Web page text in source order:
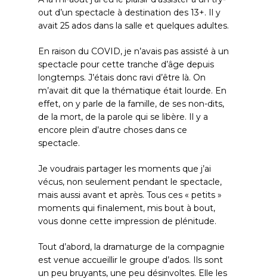
out d’un spectacle à destination des 13+. Il y
avait 25 ados dans la salle et quelques adultes.
En raison du COVID, je n’avais pas assisté à un
spectacle pour cette tranche d’âge depuis
longtemps. J’étais donc ravi d’être là. On
m’avait dit que la thématique était lourde. En
effet, on y parle de la famille, de ses non-dits,
de la mort, de la parole qui se libère. Il y a
encore plein d’autre choses dans ce
spectacle.
Je voudrais partager les moments que j’ai
vécus, non seulement pendant le spectacle,
mais aussi avant et après. Tous ces « petits »
moments qui finalement, mis bout à bout,
vous donne cette impression de plénitude.
Tout d’abord, la dramaturge de la compagnie
est venue accueillir le groupe d’ados. Ils sont
un peu bruyants, une peu désinvoltes. Elle les